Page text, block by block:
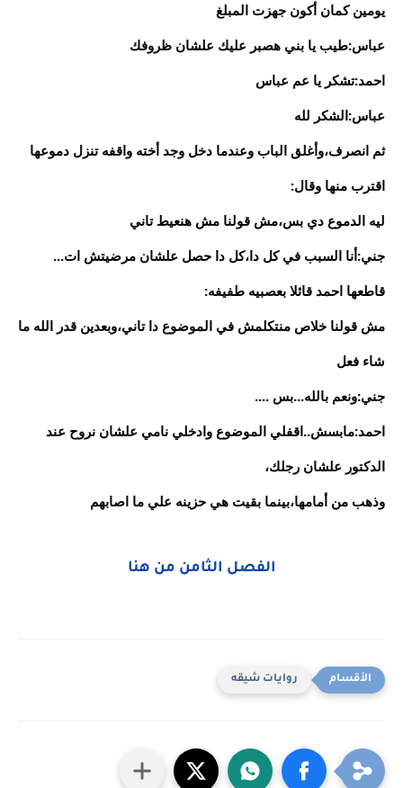
يومين كمان أكون جهزت المبلغ
عباس:طيب يا بني هصبر عليك علشان ظروفك
احمد:تشكر يا عم عباس
عباس:الشكر لله
ثم انصرف،وأغلق الباب وعندما دخل وجد أخته واقفه تنزل دموعها
اقترب منها وقال:
ليه الدموع دي بس،مش قولنا مش هنعيط تاني
جني:أنا السبب في كل دا،كل دا حصل علشان مرضيتش ات...
قاطعها احمد قائلا بعصبيه طفيفه:
مش قولنا خلاص منتكلمش في الموضوع دا تاني،وبعدين قدر الله ما
شاء فعل
جني:ونعم بالله...بس ....
احمد:مابسش..اقفلي الموضوع وادخلي نامي علشان نروح عند
الدكتور علشان رجلك،
وذهب من أمامها،بينما بقيت هي حزينه علي ما اصابهم
الفصل الثامن من هنا
روايات شيقه